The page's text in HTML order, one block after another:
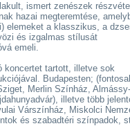
ismert zenészek
hazai megteremtése,
elemeket a klasszikus, a
és izgalmas stílusát
emeli.
koncertet tartott, illetve sok
Budapesten;
Merlin Színház,
illetve több
Várszínház, Miskolci
és szabadtéri színpadok,